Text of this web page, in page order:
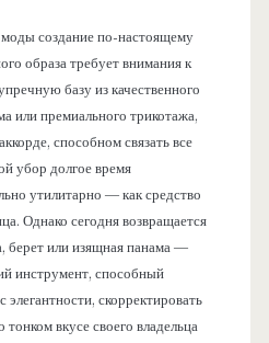
создание по-настоящему
образа требует внимания к
базу из качественного
или премиального трикотажа,
способном связать все
убор долгое время
утилитарно — как средство
Однако сегодня возвращается
берет или изящная панама —
инструмент, способный
скорректировать
вкусе своего владельца